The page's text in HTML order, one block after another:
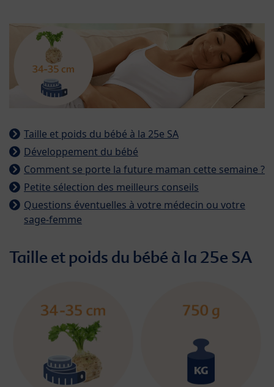
Taille et poids du bébé à la 25e SA
Développement du bébé
Comment se porte la future maman cette semaine ?
Petite sélection des meilleurs conseils
Questions éventuelles à votre médecin ou votre
sage-femme
Taille et poids du bébé à la 25e SA